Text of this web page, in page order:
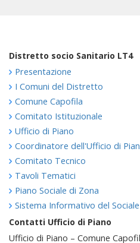
Distretto socio Sanitario LT4
Presentazione
I Comuni del Distretto
Comune Capofila
Comitato Istituzionale
Ufficio di Piano
Coordinatore dell'Ufficio di
Comitato Tecnico
Tavoli Tematici
Piano Sociale di Zona
Sistema Informativo del Sociale
Contatti Ufficio di Piano
Ufficio di Piano – Comune